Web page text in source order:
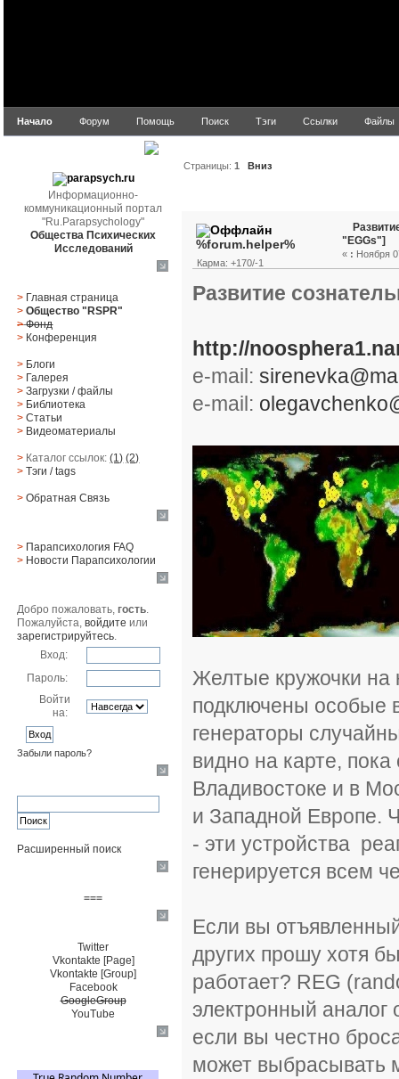
Начало Форум Помощь Поиск Тэги Ссылки Файлы
Информационно-
коммуникационный портал
"Ru.Parapsychology"
Общества Психических
Исследований
> Главная страница
> Общество "RSPR"
> Фонд
> Конференция
> Блоги
> Галерея
> Загрузки/файлы
> Библиотека
> Статьи
> Видеоматериалы
> Каталог ссылок:(1) (2)
> Тэги/ tags
> Обратная Cвязь
> Парапсихология FAQ
> Новости Парапсихологии
Добро пожаловать,гость.
Пожалуйста,войдите или
зарегистрируйтесь.
Вход:
Пароль:
Войти
на:
Забыли пароль?
Расширенный поиск
===
Twitter
Vkontakte [Page]
Vkontakte [Group]
Facebook
GoogleGroup
YouTube
Страницы:1 Вниз
%forum.helper%
Карма: +170/-1
"EGGs"]
« : Ноября
Развитие
http://
e-mail:
e-mail:
Желтые кружочки на
подключены особые
генераторы
видно на карте,
Владивостоке и в
и Западной Европе.
- эти устройства
генерируется всем
Если вы
других прошу хотя
работает? REG
электронный
если вы честно
может выбрасывать